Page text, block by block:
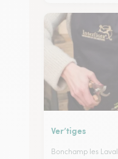
Ver’tiges
Bonchamp les Laval